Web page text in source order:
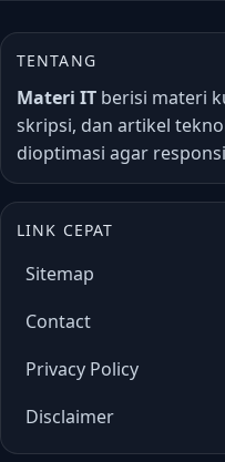
TENTANG
Materi IT berisi materi
skripsi, dan artikel
dioptimasi agar
LINK CEPAT
Sitemap
Contact
Privacy Policy
Disclaimer